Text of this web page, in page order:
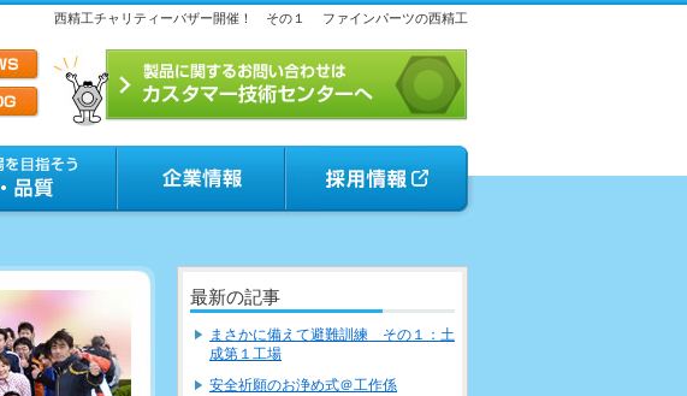
西精工チャリティーバザー開催！ その１ ファインパーツの西精工
最新の記事
まさかに備えて避難訓練 その１：土
成第１工場
安全祈願のお浄め式＠工作係